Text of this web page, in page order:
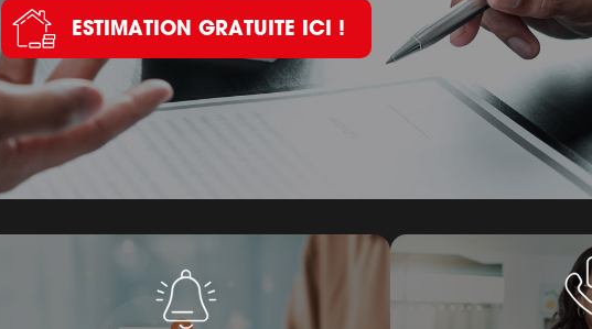
ESTIMATION GRATUITE ICI !